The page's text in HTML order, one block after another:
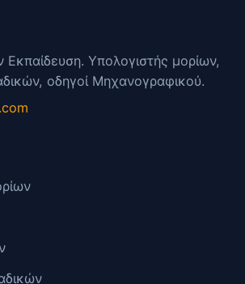
Εκπαίδευση. Υπολογιστής μορίων,
οδηγοί Μηχανογραφικού.